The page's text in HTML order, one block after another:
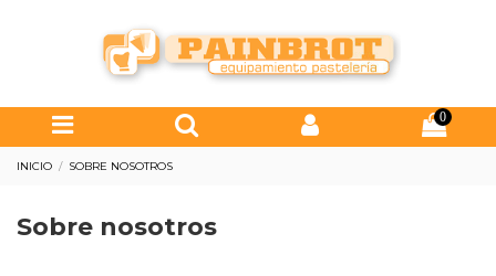
0
INICIO SOBRE NOSOTROS
Sobre nosotros